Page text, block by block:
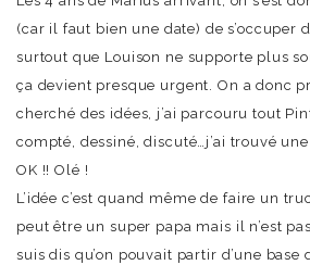
(car il faut bien une date) de s’occuper
surtout que Louison ne supporte plus
ça devient presque urgent. On a donc
cherché des idées, j’ai parcouru tout
compté, dessiné, discuté…j’ai trouvé
OK !! Olé !
L’idée c’est quand même de faire un
peut être un super papa mais il n’est
suis dis qu’on pouvait partir d’une base